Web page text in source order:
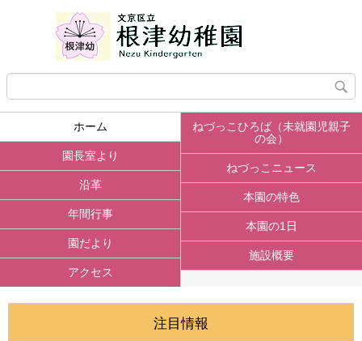
ホーム
ねづっこひろば（未就園児親子
の会）
園長室より
ねづっこニュース
沿革
本園の特色
年間行事
本園の1日
園だより
施設概要
アクセス
注目情報